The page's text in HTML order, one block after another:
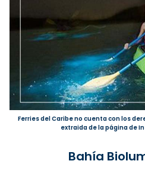
Ferries del Caribe no cuenta con los
extraida de la página de
Bahía